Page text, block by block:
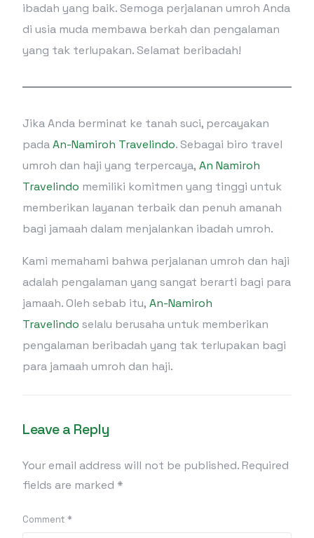
ibadah yang baik. Semoga perjalanan umroh Anda
di usia muda membawa berkah dan pengalaman
yang tak terlupakan. Selamat beribadah!
Jika Anda berminat ke tanah suci, percayakan
padaAn-Namiroh Travelindo. Sebagai biro travel
umroh dan haji yang terpercaya,An Namiroh
Travelindo memiliki komitmen yang tinggi untuk
memberikan layanan terbaik dan penuh amanah
bagi jamaah dalam menjalankan ibadah umroh.
Kami memahami bahwa perjalanan umroh dan haji
adalah pengalaman yang sangat berarti bagi para
jamaah. Oleh sebab itu,An-Namiroh
Travelindo selalu berusaha untuk memberikan
pengalaman beribadah yang tak terlupakan bagi
para jamaah umroh dan haji.
Leave a Reply
Your email address will not be published. Required
fields are marked *
Comment*